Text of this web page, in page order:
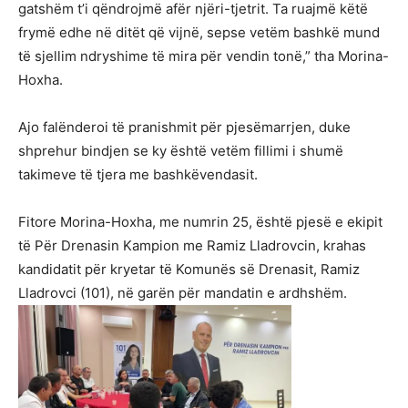
gatshëm t’i qëndrojmë afër njëri-tjetrit. Ta ruajmë këtë
frymë edhe në ditët që vijnë, sepse vetëm bashkë mund
të sjellim ndryshime të mira për vendin tonë,” tha Morina-
Hoxha.
Ajo falënderoi të pranishmit për pjesëmarrjen, duke
shprehur bindjen se ky është vetëm fillimi i shumë
takimeve të tjera me bashkëvendasit.
Fitore Morina-Hoxha, me numrin 25, është pjesë e ekipit
të Për Drenasin Kampion me Ramiz Lladrovcin, krahas
kandidatit për kryetar të Komunës së Drenasit, Ramiz
Lladrovci (101), në garën për mandatin e ardhshëm.